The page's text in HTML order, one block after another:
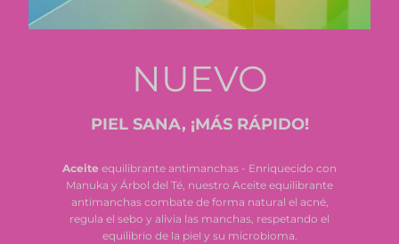
NUEVO
PIEL SANA, ¡MÁS RÁPIDO!
Aceite equilibrante antimanchas - Enriquecido con
Manuka y Árbol del Té, nuestro Aceite equilibrante
antimanchas combate de forma natural el acné,
regula el sebo y alivia las manchas, respetando el
equilibrio de la piel y su microbioma.